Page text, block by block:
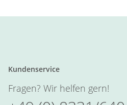
Kundenservice
Fragen? Wir helfen gern!